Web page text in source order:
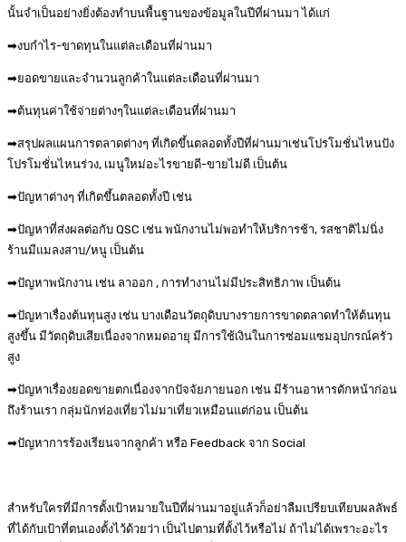
นั้นจำเป็นอย่างยิ่งต้องทำบนพื้นฐานของข้อมูลในปีที่ผ่านมา ได้แก่
➡งบกำไร-ขาดทุนในแต่ละเดือนที่ผ่านมา
➡ยอดขายและจำนวนลูกค้าในแต่ละเดือนที่ผ่านมา
➡ต้นทุนค่าใช้จ่ายต่างๆในแต่ละเดือนที่ผ่านมา
➡สรุปผลแผนการตลาดต่างๆ ที่เกิดขึ้นตลอดทั้งปีที่ผ่านมาเช่นโปรโมชั่นไหนปัง
โปรโมชั่นไหนร่วง, เมนูใหม่อะไรขายดี-ขายไม่ดี เป็นต้น
➡ปัญหาต่างๆ ที่เกิดขึ้นตลอดทั้งปี เช่น
➡ปัญหาที่ส่งผลต่อกับ QSC เช่น พนักงานไม่พอทำให้บริการช้า, รสชาติไม่นิ่ง
ร้านมีแมลงสาบ/หนู เป็นต้น
➡ปัญหาพนักงาน เช่น ลาออก , การทำงานไม่มีประสิทธิภาพ เป็นต้น
➡ปัญหาเรื่องต้นทุนสูง เช่น บางเดือนวัตถุดิบบางรายการขาดตลาดทำให้ต้นทุน
สูงขึ้น มีวัตถุดิบเสียเนื่องจากหมดอายุ มีการใช้เงินในการซ่อมแซมอุปกรณ์ครัว
สูง
➡ปัญหาเรื่องยอดขายตกเนื่องจากปัจจัยภายนอก เช่น มีร้านอาหารดักหน้าก่อน
ถึงร้านเรา กลุ่มนักท่องเที่ยวไม่มาเที่ยวเหมือนแต่ก่อน เป็นต้น
➡ปัญหาการร้องเรียนจากลูกค้า หรือ Feedback จาก Social
สำหรับใครที่มีการตั้งเป้าหมายในปีที่ผ่านมาอยู่แล้วก็อย่าลืมเปรียบเทียบผลลัพธ์
ที่ได้กับเป้าที่ตนเองตั้งไว้ด้วยว่า เป็นไปตามที่ตั้งไว้หรือไม่ ถ้าไม่ได้เพราะอะไร